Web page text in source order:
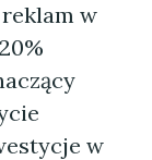
w
w